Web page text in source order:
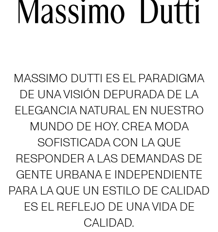
MASSIMO DUTTI ES EL PARADIGMA
DE UNA VISIÓN DEPURADA DE LA
ELEGANCIA NATURAL EN NUESTRO
MUNDO DE HOY. CREA MODA
SOFISTICADA CON LA QUE
RESPONDER A LAS DEMANDAS DE
GENTE URBANA E INDEPENDIENTE
PARA LA QUE UN ESTILO DE CALIDAD
ES EL REFLEJO DE UNA VIDA DE
CALIDAD.